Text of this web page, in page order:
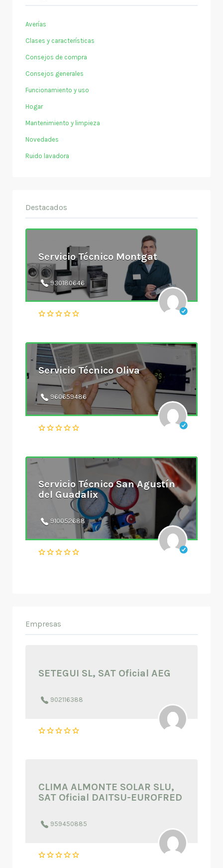
Averías
Clases y características
Consejos de compra
Consejos generales
Funcionamiento y uso
Hogar
Mantenimiento y limpieza
Novedades
Ruido lavadora
Destacados
Servicio Técnico Montgat
930180646
Servicio Técnico Oliva
960659486
Servicio Técnico San Agustín
del Guadalix
910052688
Empresas
SETEGUI SL, SAT Oficial AEG
902116388
CLIMA ALMONTE SOLAR SLU,
SAT Oficial DAITSU-EUROFRED
959450885